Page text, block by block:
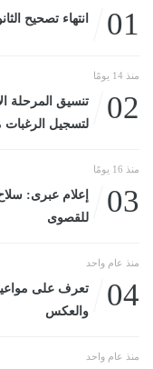
01 انتهاء تصحيح
منذ 14 يومًا
02
لتسجيل الرغبات
منذ 16 يومًا
03
إعلام عبرى:
للقصوى
منذ عام واحد
04
تعرف على
والعكس
منذ عام واحد